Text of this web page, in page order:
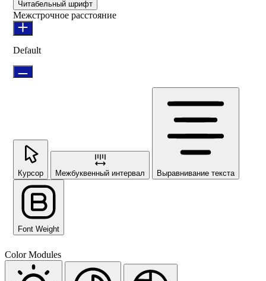
Читабельный шрифт
Межстрочное расстояние
Default
Курсор Межбуквенный интервал Выравнивание текста
Font Weight
Color Modules